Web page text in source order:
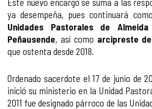
ya desempeña, pues continuará
Unidades Pastorales de
Peñausende, así como arcipreste
que ostenta desde 2018.
Ordenado sacerdote el 17 de junio de
inició su ministerio en la Unidad
2011 fue designado párroco de las